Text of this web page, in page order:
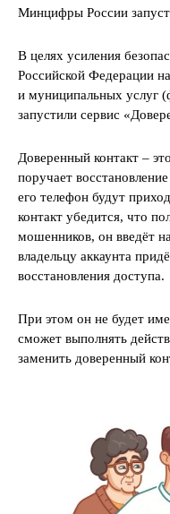
Минцифры России
В целях усиления
Российской Федерации
и муниципальных услуг
запустили сервис
Доверенный контакт –
поручает
его телефон будут
контакт убедится, что
мошенников, он введёт
владельцу аккаунта
восстановления доступа.
При этом он не будет
сможет выполнять
заменить доверенный